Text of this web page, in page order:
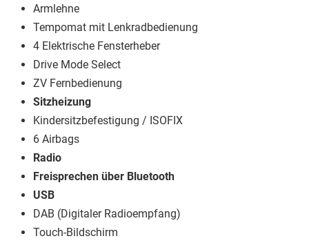
Armlehne
Tempomat mit Lenkradbedienung
4 Elektrische Fensterheber
Drive Mode Select
ZV Fernbedienung
Sitzheizung
Kindersitzbefestigung / ISOFIX
6 Airbags
Radio
Freisprechen über Bluetooth
USB
DAB (Digitaler Radioempfang)
Touch-Bildschirm